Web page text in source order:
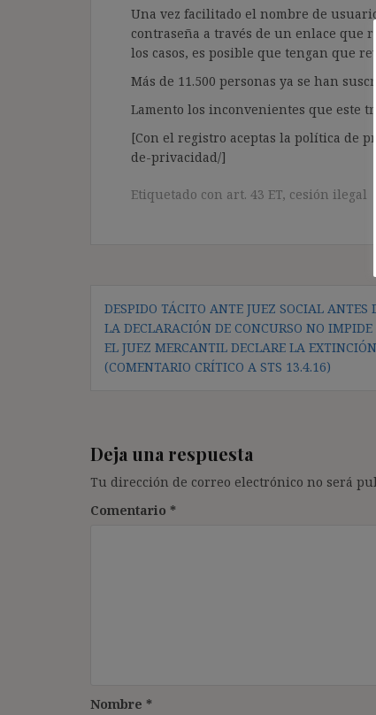
Una vez facilitado el nombre de
contraseña a través de un enlace que
los casos, es posible que tengan que
Más de 11.500 personas ya se han
Lamento los inconvenientes que este
[Con el registro aceptas la política de
de-privacidad/]
Etiquetado con art. 43 ET, cesión ilegal
Navegación
de
entradas
DESPIDO TÁCITO ANTE JUEZ SOCIAL ANTES
LA DECLARACIÓN DE CONCURSO NO IMPIDE
EL JUEZ MERCANTIL DECLARE LA EXTINCIÓN
(COMENTARIO CRÍTICO A STS 13.4.16)
Deja una respuesta
Tu dirección de correo electrónico no será
Comentario *
Nombre *